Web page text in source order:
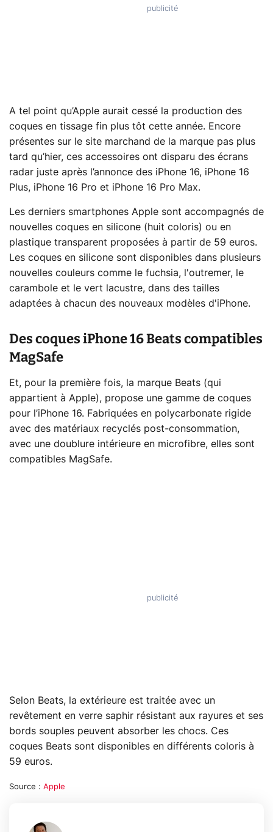
A tel point qu’Apple aurait cessé la production des
coques en tissage fin plus tôt cette année. Encore
présentes sur le site marchand de la marque pas plus
tard qu’hier, ces accessoires ont disparu des écrans
radar juste après l’annonce des iPhone 16, iPhone 16
Plus, iPhone 16 Pro et iPhone 16 Pro Max.
Les derniers smartphones Apple sont accompagnés de
nouvelles coques en silicone (huit coloris) ou en
plastique transparent proposées à partir de 59 euros.
Les coques en silicone sont disponibles dans plusieurs
nouvelles couleurs comme le fuchsia, l'outremer, le
carambole et le vert lacustre, dans des tailles
adaptées à chacun des nouveaux modèles d'iPhone.
Des coques iPhone 16 Beats compatibles
MagSafe
Et, pour la première fois, la marque Beats (qui
appartient à Apple), propose une gamme de coques
pour l’iPhone 16. Fabriquées en polycarbonate rigide
avec des matériaux recyclés post-consommation,
avec une doublure intérieure en microfibre, elles sont
compatibles MagSafe.
Selon Beats, la extérieure est traitée avec un
revêtement en verre saphir résistant aux rayures et ses
bords souples peuvent absorber les chocs. Ces
coques Beats sont disponibles en différents coloris à
59 euros.
Source : Apple